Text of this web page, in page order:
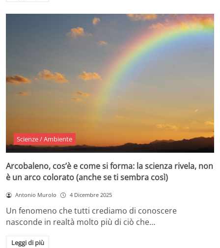
Scienze / Ambiente
Arcobaleno, cos’è e come si forma: la scienza rivela, non
è un arco colorato (anche se ti sembra così)
Antonio Murolo 4 Dicembre 2025
Un fenomeno che tutti crediamo di conoscere
nasconde in realtà molto più di ciò che…
Leggi di più